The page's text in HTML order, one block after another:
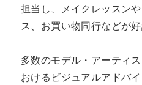
担当し、メイクレッスン
ス、お買い物同行などが好
多数のモデル・アーティ
おけるビジュアルアドバ